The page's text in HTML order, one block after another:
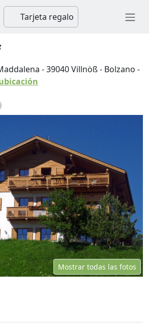
Tarjeta regalo
-39040Villnöß- Bolzano -
Mostrar todas las fotos